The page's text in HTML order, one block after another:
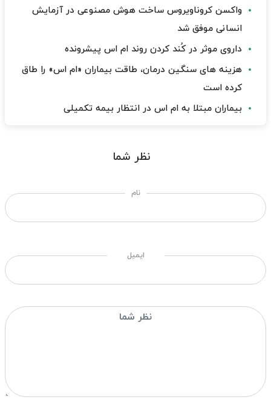
واکسن کروناویروس ساخت هوش مصنوعی در آزمایش
انسانی موفق شد
داروی موثر در کُند کردن روند ام اس پیشرونده
هزینه های سنگین درمان، طاقت بیماران «ام اس» را طاق
کرده است
بیماران مبتلا به ام اس در انتظار بیمه تکمیلی
نظر شما
نام
ایمیل